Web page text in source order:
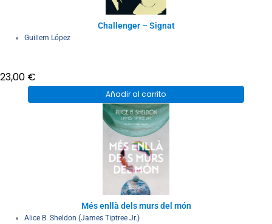
Challenger – Signat
Guillem López
23,00 €
Añadir al carrito
Més enllà dels murs del món
Alice B. Sheldon (James Tiptree Jr.)